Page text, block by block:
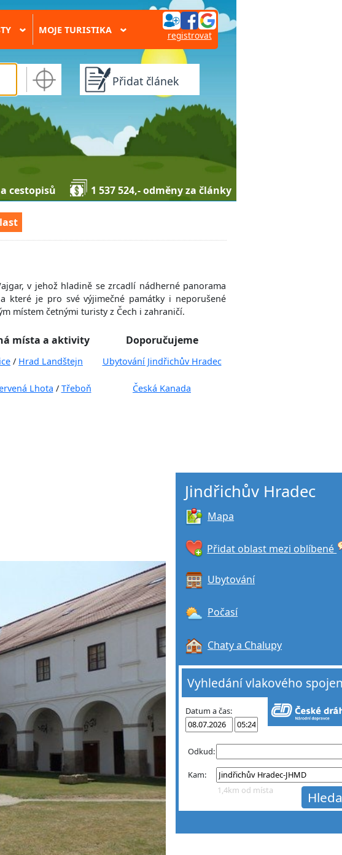
› MOJE TURISTIKA › registrovat
Přidat článek
cestopisů 1 537 524,- odměny za články
v jehož hladině se zrcadlí nádherné panorama
které je pro své výjimečné památky i neporušené
místem četnými turisty z Čech i zahraničí.
místa a aktivity Doporučujeme
/ Hrad Landštejn
Ubytování Jindřichův Hradec
Lhota / Třeboň Česká Kanada
Jindřichův Hradec
Mapa
Přidat oblast mezi oblíbené
Ubytování
Počasí
Chaty a Chalupy
Vyhledání vlakového
Datum a čas:
Odkud:
Kam:
1,4km od místa